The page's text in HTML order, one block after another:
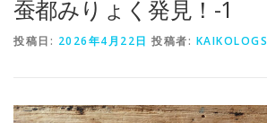
蚕都みりょく発見！-1
投稿日: 2026年4月22日 投稿者: KAIKOLOGS